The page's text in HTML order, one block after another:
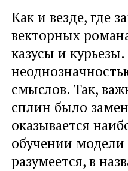
Как и везде, где
векторных
казусы и
смыслов. Так,
сплин было
оказывается
обучении модели
разумеется, в